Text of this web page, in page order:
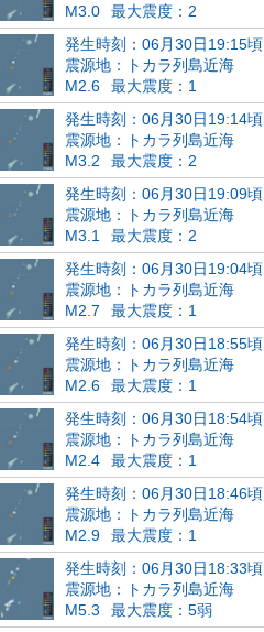
M3.0
最大震度：2
発生時刻：06月30日19:15頃
震源地：トカラ列島近海
M2.6
最大震度：1
発生時刻：06月30日19:14頃
震源地：トカラ列島近海
M3.2
最大震度：2
発生時刻：06月30日19:09頃
震源地：トカラ列島近海
M3.1
最大震度：2
発生時刻：06月30日19:04頃
震源地：トカラ列島近海
M2.7
最大震度：1
発生時刻：06月30日18:55頃
震源地：トカラ列島近海
M2.6
最大震度：1
発生時刻：06月30日18:54頃
震源地：トカラ列島近海
M2.4
最大震度：1
発生時刻：06月30日18:46頃
震源地：トカラ列島近海
M2.9
最大震度：1
発生時刻：06月30日18:33頃
震源地：トカラ列島近海
M5.3
最大震度：5弱